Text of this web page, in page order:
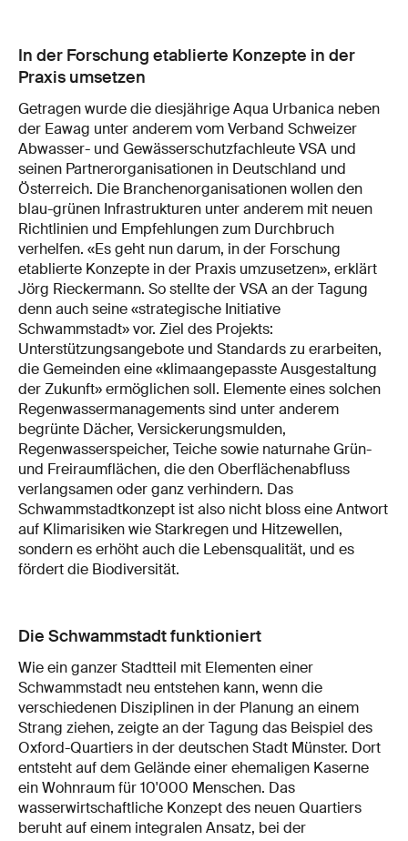
In der Forschung etablierte Konzepte in der
Praxis umsetzen
Getragen wurde die diesjährige Aqua Urbanica neben
der Eawag unter anderem vom Verband Schweizer
Abwasser- und Gewässerschutzfachleute VSA und
seinen Partnerorganisationen in Deutschland und
Österreich. Die Branchenorganisationen wollen den
blau-grünen Infrastrukturen unter anderem mit neuen
Richtlinien und Empfehlungen zum Durchbruch
verhelfen. «Es geht nun darum, in der Forschung
etablierte Konzepte in der Praxis umzusetzen», erklärt
Jörg Rieckermann. So stellte der VSA an der Tagung
denn auch seine «strategische Initiative
Schwammstadt» vor. Ziel des Projekts:
Unterstützungsangebote und Standards zu erarbeiten,
die Gemeinden eine «klimaangepasste Ausgestaltung
der Zukunft» ermöglichen soll. Elemente eines solchen
Regenwassermanagements sind unter anderem
begrünte Dächer, Versickerungsmulden,
Regenwasserspeicher, Teiche sowie naturnahe Grün-
und Freiraumflächen, die den Oberflächenabfluss
verlangsamen oder ganz verhindern. Das
Schwammstadtkonzept ist also nicht bloss eine Antwort
auf Klimarisiken wie Starkregen und Hitzewellen,
sondern es erhöht auch die Lebensqualität, und es
fördert die Biodiversität.
Die Schwammstadt funktioniert
Wie ein ganzer Stadtteil mit Elementen einer
Schwammstadt neu entstehen kann, wenn die
verschiedenen Disziplinen in der Planung an einem
Strang ziehen, zeigte an der Tagung das Beispiel des
Oxford-Quartiers in der deutschen Stadt Münster. Dort
entsteht auf dem Gelände einer ehemaligen Kaserne
ein Wohnraum für 10'000 Menschen. Das
wasserwirtschaftliche Konzept des neuen Quartiers
beruht auf einem integralen Ansatz, bei der